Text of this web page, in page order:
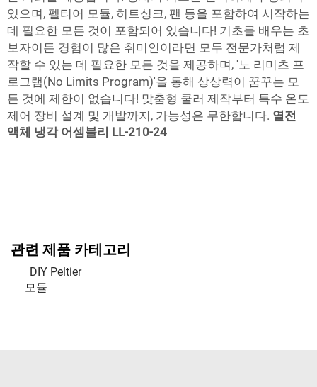
있으며, 펠티어 모듈, 히트싱크, 팬 등을 포함하여 시작하는
데 필요한 모든 것이 포함되어 있습니다! 기초를 배우는 초
보자이든 경험이 많은 취미인이라면 모두 전문가처럼 제
작할 수 있는 데 필요한 모든 것을 제공하며, '노 리미츠 프
로그램(No Limits Program)'을 통해 상상력이 꿈꾸는 모
든 것에 제한이 없습니다! 맞춤형 쿨러 제작부터 특수 온도
제어 장비 설계 및 개발까지, 가능성은 무한합니다. 열전
액체 냉각 어셈블리 LL-210-24
관련 제품 카테고리
DIY Peltier
모듈